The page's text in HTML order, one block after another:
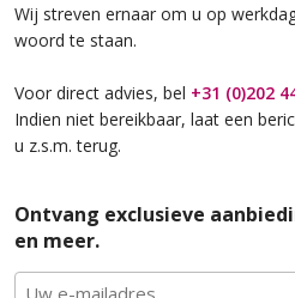
Van Amstel Oosterpark
excl. BTW
Wij streven ernaar om u op
woord te staan.
Voor direct advies, bel +31 (0)202
Indien niet bereikbaar, laat een
u z.s.m. terug.
Ontvang exclusieve
en meer.